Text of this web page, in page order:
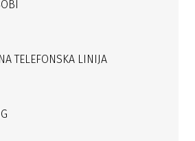
TELEFONSKA LINIJA